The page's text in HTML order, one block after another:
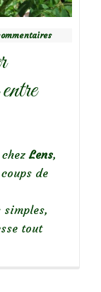
rosier
‘Pretty
chezLens,
de
simples,
tout